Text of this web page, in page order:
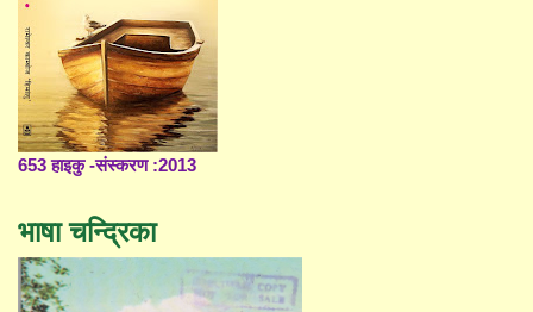
653 हाइकु -संस्करण :2013
भाषा चन्द्रिका